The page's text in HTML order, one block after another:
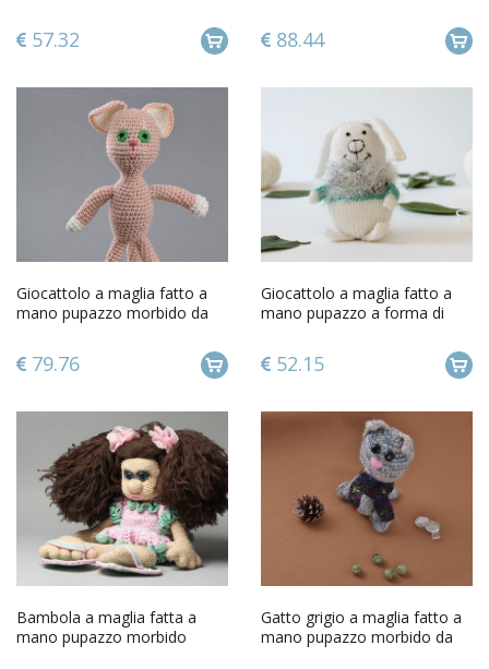
57.32 88.44
Giocattolo a maglia fatto a
mano pupazzo morbido da
79.76
Giocattolo a maglia fatto a
mano pupazzo a forma di
52.15
Bambola a maglia fatta a
mano pupazzo morbido
Gatto grigio a maglia fatto a
mano pupazzo morbido da